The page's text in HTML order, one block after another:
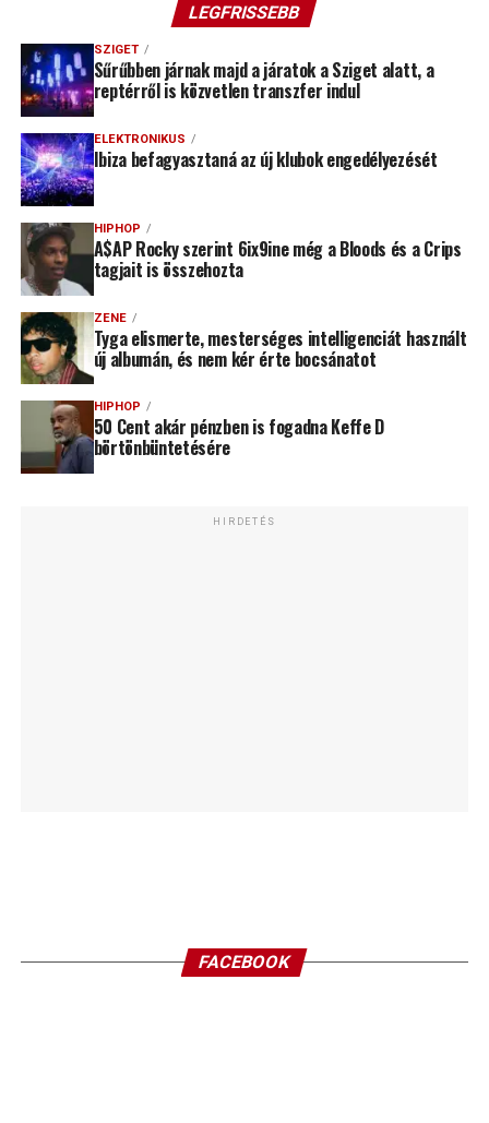
LEGFRISSEBB
SZIGET
Sűrűbben járnak majd a járatok a Sziget alatt, a
reptérről is közvetlen transzfer indul
ELEKTRONIKUS
Ibiza befagyasztaná az új klubok engedélyezését
HIPHOP
A$AP Rocky szerint 6ix9ine még a Bloods és a Crips
tagjait is összehozta
ZENE
Tyga elismerte, mesterséges intelligenciát használt
új albumán, és nem kér érte bocsánatot
HIPHOP
50 Cent akár pénzben is fogadna Keffe D
börtönbüntetésére
HIRDETÉS
FACEBOOK